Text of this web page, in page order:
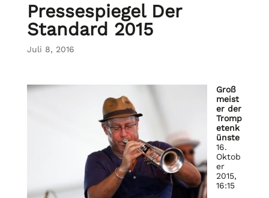
Pressespiegel Der
Standard 2015
Juli 8, 2016
Groß
meist
er der
Tromp
etenk
ünste
16.
Oktob
er
2015,
16:15